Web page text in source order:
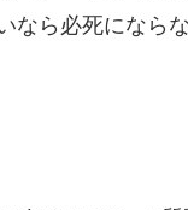
なら必死にな